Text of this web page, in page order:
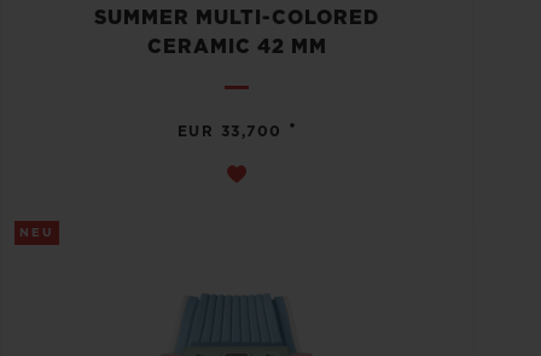
SUMMER MULTI-COLORED
CERAMIC 42 MM
EUR 33,700 •
NEU